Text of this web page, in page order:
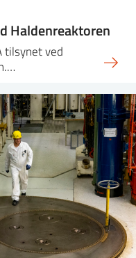
Haldenreaktoren
tilsynet ved